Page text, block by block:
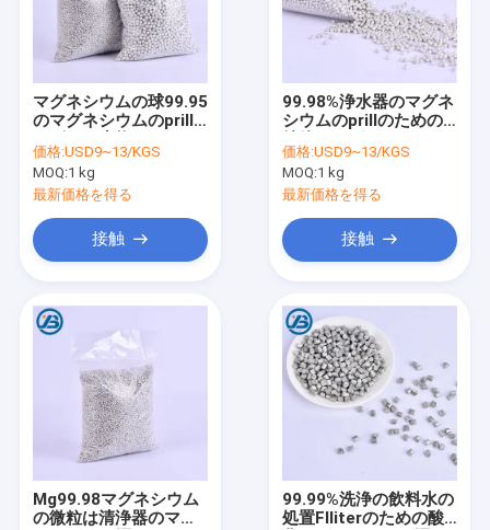
マグネシウムの球99.95
のマグネシウムのprill
ー球のマグネシウムの
微粒のOrpの金属球
価格:USD9~13/KGS
MOQ:1 kg
最新価格を得る
接触
99.98%浄水器のマグネ
シウムのprillのための
球は玉が付きます
価格:USD9~13/KGS
MOQ:1 kg
最新価格を得る
接触
Mg99.98マグネシウム
の微粒は清浄器のマグ
99.99%洗浄の飲料水の
処置Flliterのための酸